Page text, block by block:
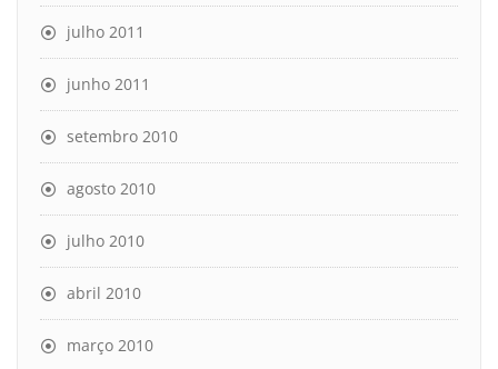
julho 2011
junho 2011
setembro 2010
agosto 2010
julho 2010
abril 2010
março 2010